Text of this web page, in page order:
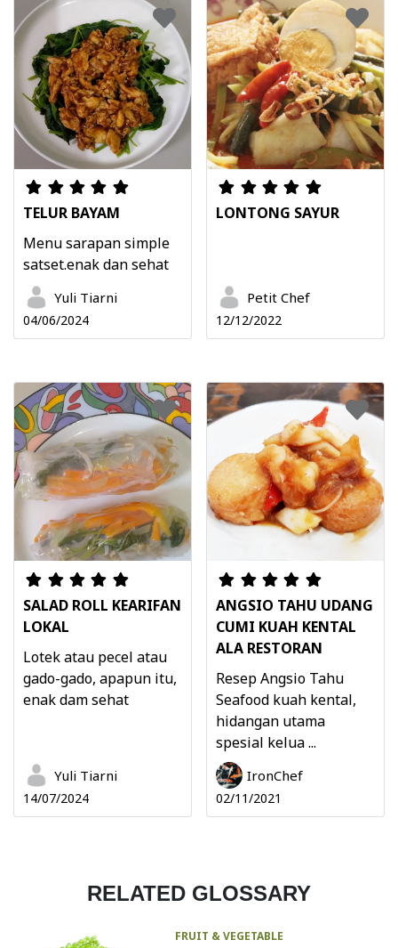
TELUR BAYAM
Menu sarapan simple
satset.enak dan sehat
Yuli Tiarni
04/06/2024
LONTONG SAYUR
Petit Chef
12/12/2022
SALAD ROLL KEARIFAN
LOKAL
Lotek atau pecel atau
gado-gado, apapun itu,
enak dam sehat
Yuli Tiarni
14/07/2024
ANGSIO TAHU UDANG
CUMI KUAH KENTAL
ALA RESTORAN
Resep Angsio Tahu
Seafood kuah kental,
hidangan utama
spesial kelua ...
IronChef
02/11/2021
RELATED GLOSSARY
FRUIT & VEGETABLE